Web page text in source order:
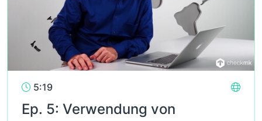
5:19
Ep. 5: Verwendung von